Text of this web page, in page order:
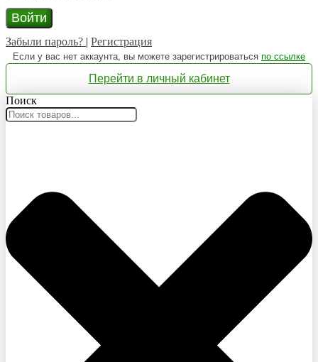
Войти
Забыли пароль? | Регистрация
Если у вас нет аккаунта, вы можете зарегистрироваться по ссылке
Перейти в личный кабинет
Поиск